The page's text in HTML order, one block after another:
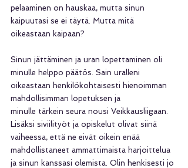
pelaaminen on hauskaa, mutta sinun
kaipuutasi se ei täytä. Mutta mitä
oikeastaan kaipaan?
Sinun jättäminen ja uran lopettaminen oli
minulle helppo päätös. Sain uralleni
oikeastaan henkilökohtaisesti hienoimman
mahdollisimman lopetuksen ja
minulle tärkein seura nousi Veikkausliigaan.
Lisäksi siviilityöt ja opiskelut olivat siinä
vaiheessa, että ne eivät oikein enää
mahdollistaneet ammattimaista harjoittelua
ja sinun kanssasi olemista. Olin henkisesti jo